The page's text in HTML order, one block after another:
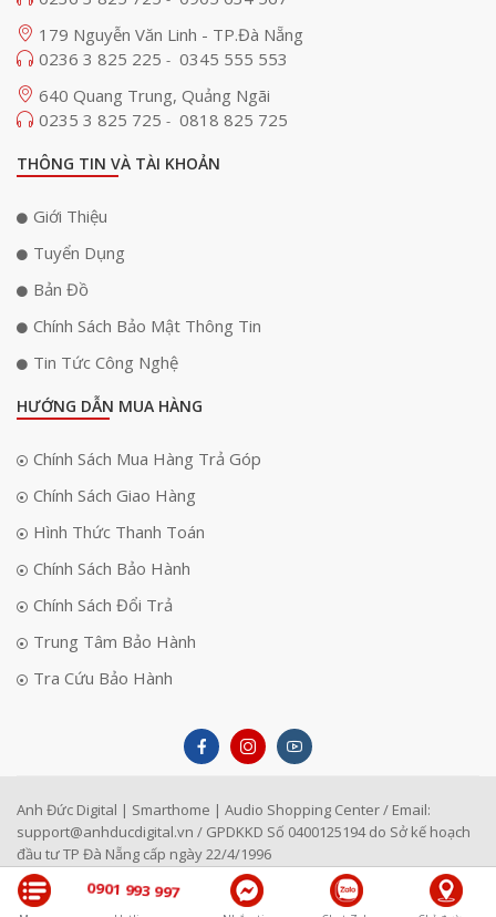
0901 993 997
179 Nguyễn Văn Linh - TP.Đà Nẵng
0236 3 825 225 - 0345 555 553
640 Quang Trung, Quảng Ngãi
0235 3 825 725 - 0818 825 725
THÔNG TIN VÀ TÀI KHOẢN
Giới Thiệu
Tuyển Dụng
Bản Đồ
Chính Sách Bảo Mật Thông Tin
Tin Tức Công Nghệ
HƯỚNG DẪN MUA HÀNG
Chính Sách Mua Hàng Trả Góp
Chính Sách Giao Hàng
Hình Thức Thanh Toán
Chính Sách Bảo Hành
Chính Sách Đổi Trả
Trung Tâm Bảo Hành
Tra Cứu Bảo Hành
Anh Đức Digital | Smarthome | Audio Shopping Center / Email:
support@anhducdigital.vn / GPDKKD Số 0400125194 do Sở kế hoạch
đầu tư TP Đà Nẵng cấp ngày 22/4/1996